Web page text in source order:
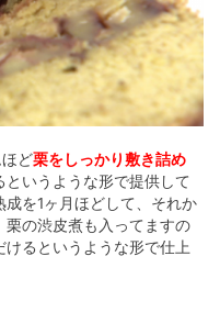
ど栗をしっかり敷き詰め
いうような形で提供して
を1ヶ月ほどして、それか
栗の渋皮煮も入ってますの
るというような形で仕上